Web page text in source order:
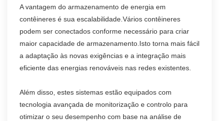
A vantagem do armazenamento de energia em
contêineres é sua escalabilidade.Vários contêineres
podem ser conectados conforme necessário para criar
maior capacidade de armazenamento.Isto torna mais fácil
a adaptação às novas exigências e a integração mais
eficiente das energias renováveis nas redes existentes.
Além disso, estes sistemas estão equipados com
tecnologia avançada de monitorização e controlo para
otimizar o seu desempenho com base na análise de